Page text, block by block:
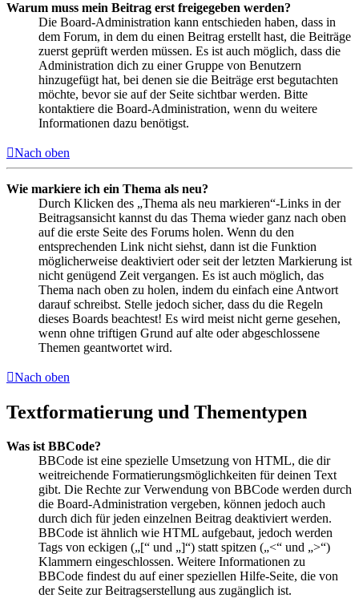
Warum muss mein Beitrag erst freigegeben werden?
Die Board-Administration kann entschieden haben, dass in
dem Forum, in dem du einen Beitrag erstellt hast, die Beiträge
zuerst geprüft werden müssen. Es ist auch möglich, dass die
Administration dich zu einer Gruppe von Benutzern
hinzugefügt hat, bei denen sie die Beiträge erst begutachten
möchte, bevor sie auf der Seite sichtbar werden. Bitte
kontaktiere die Board-Administration, wenn du weitere
Informationen dazu benötigst.
Nach oben
Wie markiere ich ein Thema als neu?
Durch Klicken des „Thema als neu markieren“-Links in der
Beitragsansicht kannst du das Thema wieder ganz nach oben
auf die erste Seite des Forums holen. Wenn du den
entsprechenden Link nicht siehst, dann ist die Funktion
möglicherweise deaktiviert oder seit der letzten Markierung ist
nicht genügend Zeit vergangen. Es ist auch möglich, das
Thema nach oben zu holen, indem du einfach eine Antwort
darauf schreibst. Stelle jedoch sicher, dass du die Regeln
dieses Boards beachtest! Es wird meist nicht gerne gesehen,
wenn ohne triftigen Grund auf alte oder abgeschlossene
Themen geantwortet wird.
Nach oben
Textformatierung und Thementypen
Was ist BBCode?
BBCode ist eine spezielle Umsetzung von HTML, die dir
weitreichende Formatierungsmöglichkeiten für deinen Text
gibt. Die Rechte zur Verwendung von BBCode werden durch
die Board-Administration vergeben, können jedoch auch
durch dich für jeden einzelnen Beitrag deaktiviert werden.
BBCode ist ähnlich wie HTML aufgebaut, jedoch werden
Tags von eckigen („[“ und „]“) statt spitzen („<“ und „>“)
Klammern eingeschlossen. Weitere Informationen zu
BBCode findest du auf einer speziellen Hilfe-Seite, die von
der Seite zur Beitragserstellung aus zugänglich ist.